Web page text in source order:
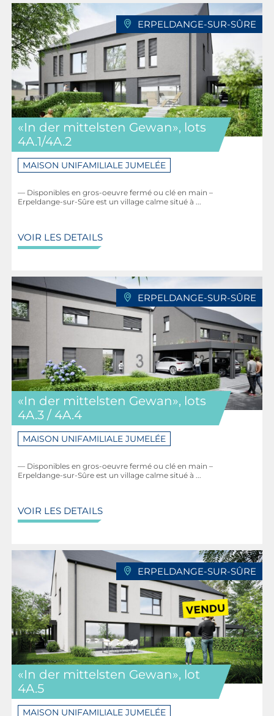
ERPELDANGE-SUR-SÛRE
«In der mittelsten Gewan», lots
4A.1/4A.2
MAISON UNIFAMILIALE JUMELÉE
— Disponibles en gros-oeuvre fermé ou clé en main –
Erpeldange-sur-Sûre est un village calme situé à ...
VOIR LES DETAILS
ERPELDANGE-SUR-SÛRE
«In der mittelsten Gewan», lots
4A.3 / 4A.4
MAISON UNIFAMILIALE JUMELÉE
— Disponibles en gros-oeuvre fermé ou clé en main –
Erpeldange-sur-Sûre est un village calme situé à ...
VOIR LES DETAILS
ERPELDANGE-SUR-SÛRE
«In der mittelsten Gewan», lot
4A.5
MAISON UNIFAMILIALE JUMELÉE